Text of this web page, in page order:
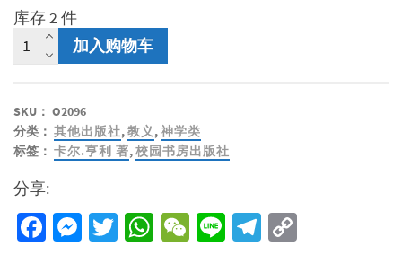
库存 2 件
神
启
权
威
3
量
加入购物车
SKU： O2096
分类： 其他出版社,教义 ,神学类
标签： 卡尔.亨利 著,校园书房出版社
分享:
Facebook
Messenger
Twitter
WhatsApp
WeChat
LineTelegram